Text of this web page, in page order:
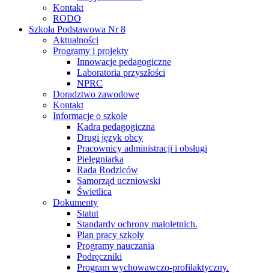
Kontakt
RODO
Szkoła Podstawowa Nr 8
Aktualności
Programy i projekty
Innowacje pedagogiczne
Laboratoria przyszłości
NPRC
Doradztwo zawodowe
Kontakt
Informacje o szkole
Kadra pedagogiczna
Drugi język obcy
Pracownicy administracji i obsługi
Pielęgniarka
Rada Rodziców
Samorząd uczniowski
Świetlica
Dokumenty
Statut
Standardy ochrony małoletnich.
Plan pracy szkoły
Programy nauczania
Podręczniki
Program wychowawczo-profilaktyczny.